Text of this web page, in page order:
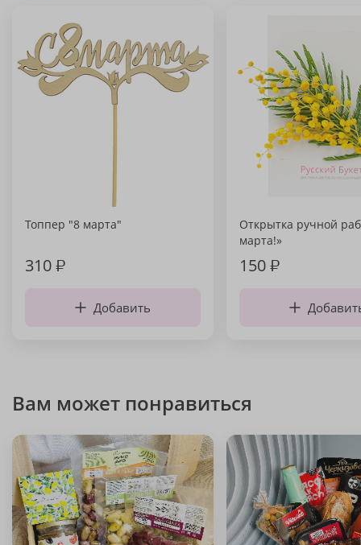
Топпер "8 марта"
310₽
Добавить
Открытка ручной
марта!»
150₽
Вам может понравиться